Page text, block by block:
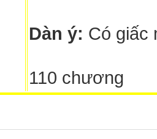
Dàn ý: Có giấc
110 chương